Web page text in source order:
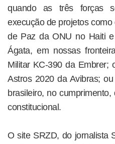
quando as três forças
execução de projetos
de Paz da ONU no Haiti
Ágata, em nossas
Militar KC-390 da Embrer;
Astros 2020 da Avibras;
brasileiro, no
constitucional.
O site SRZD, do jornalista